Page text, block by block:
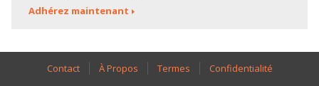
Adhérez maintenant
Contact À Propos Termes Confidentialité